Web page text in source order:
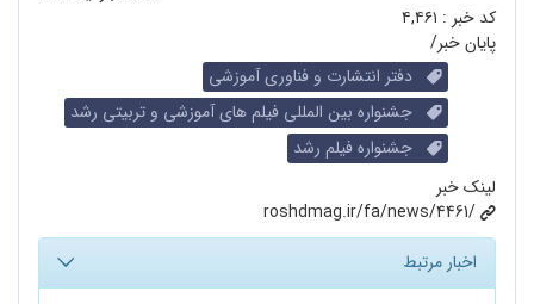
کد خبر : ۴,۴۶۱
پایان خبر/
دفتر انتشارت و فناوری آموزشی
جشنواره بین المللی فیلم های آموزشی و تربیتی رشد
جشنواره فیلم رشد
لینک خبر
roshdmag.ir/fa/news/4461/
اخبار مرتبط